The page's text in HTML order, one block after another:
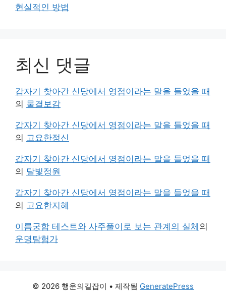
현실적인 방법
최신 댓글
갑자기 찾아간 신당에서 영점이라는 말을 들었을 때
의 물결보감
갑자기 찾아간 신당에서 영점이라는 말을 들었을 때
의 고요한정신
갑자기 찾아간 신당에서 영점이라는 말을 들었을 때
의 달빛정원
갑자기 찾아간 신당에서 영점이라는 말을 들었을 때
의 고요한지혜
이름궁합 테스트와 사주풀이로 보는 관계의 실체의
운명탐험가
© 2026 행운의길잡이 • 제작됨 GeneratePress